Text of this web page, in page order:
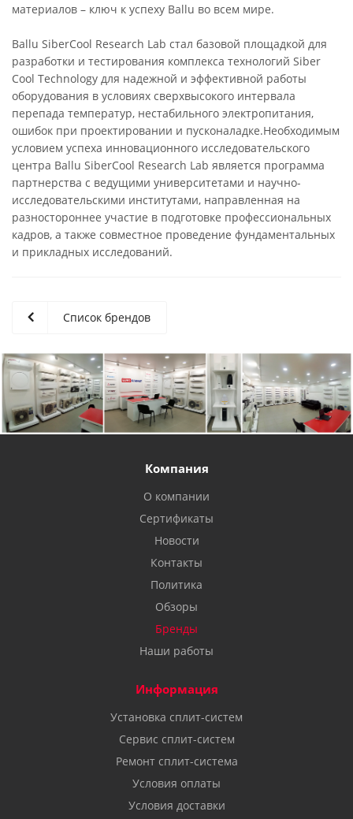
материалов – ключ к успеху Ballu во всем мире.
Ballu SiberCool Research Lab стал базовой площадкой для
разработки и тестирования комплекса технологий Siber
Cool Technology для надежной и эффективной работы
оборудования в условиях сверхвысокого интервала
перепада температур, нестабильного электропитания,
ошибок при проектировании и пусконаладке.Необходимым
условием успеха инновационного исследовательского
центра Ballu SiberCool Research Lab является программа
партнерства с ведущими университетами и научно-
исследовательскими институтами, направленная на
разностороннее участие в подготовке профессиональных
кадров, а также совместное проведение фундаментальных
и прикладных исследований.
Список брендов
Компания
О компании
Сертификаты
Новости
Контакты
Политика
Обзоры
Бренды
Наши работы
Информация
Установка сплит-систем
Сервис сплит-систем
Ремонт сплит-система
Условия оплаты
Условия доставки